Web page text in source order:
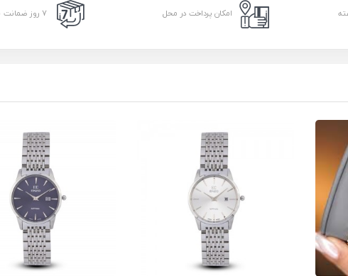
امکان پرداخت در محل ۷ روز ضمانت بازگشت